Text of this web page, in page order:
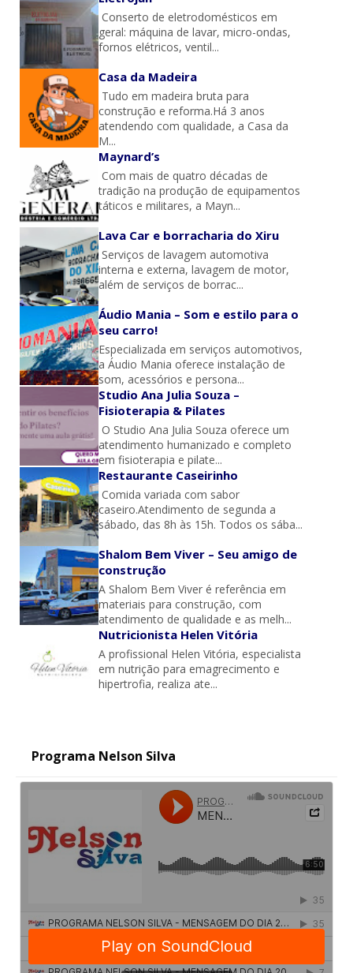
Conserto de eletrodomésticos em
geral: máquina de lavar, micro-ondas,
fornos elétricos, ventil...
Casa da Madeira
Tudo em madeira bruta para
construção e reforma.Há 3 anos
atendendo com qualidade, a Casa da
M...
Maynard’s
Com mais de quatro décadas de
tradição na produção de equipamentos
táticos e militares, a Mayn...
Lava Car e borracharia do Xiru
Serviços de lavagem automotiva
interna e externa, lavagem de motor,
além de serviços de borrac...
Áudio Mania – Som e estilo para o
seu carro!
Especializada em serviços automotivos,
a Áudio Mania oferece instalação de
som, acessórios e persona...
Studio Ana Julia Souza –
Fisioterapia & Pilates
O Studio Ana Julia Souza oferece um
atendimento humanizado e completo
em fisioterapia e pilate...
Restaurante Caseirinho
Comida variada com sabor
caseiro.Atendimento de segunda a
sábado, das 8h às 15h. Todos os sába...
Shalom Bem Viver – Seu amigo de
construção
A Shalom Bem Viver é referência em
materiais para construção, com
atendimento de qualidade e as melh...
Nutricionista Helen Vitória
A profissional Helen Vitória, especialista
em nutrição para emagrecimento e
hipertrofia, realiza ate...
Programa Nelson Silva